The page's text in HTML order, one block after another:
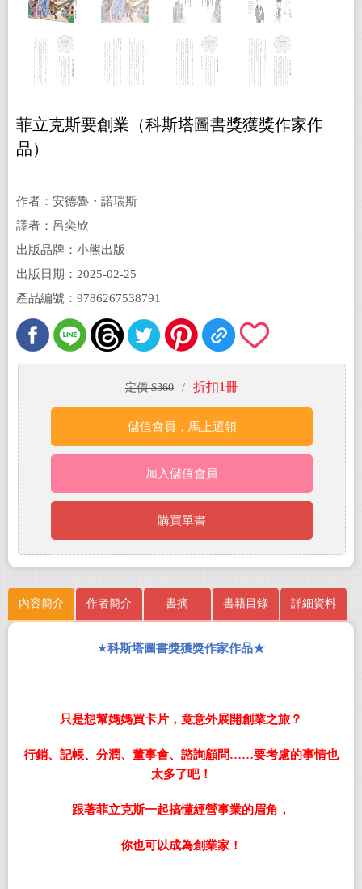
菲立克斯要創業（科斯塔圖書獎獲獎作家作
品）
作者：安德魯・諾瑞斯
譯者：呂奕欣
出版品牌：小熊出版
出版日期：2025-02-25
產品編號：9786267538791
定價 $360 / 折扣1冊
儲值會員，馬上選領
加入儲值會員
購買單書
內容簡介 作者簡介 書摘 書籍目錄 詳細資料
★科斯塔圖書獎獲獎作家作品★
只是想幫媽媽買卡片，竟意外展開創業之旅？
行銷、記帳、分潤、董事會、諮詢顧問……要考慮的事情也
太多了吧！
跟著菲立克斯一起搞懂經營事業的眉角，
你也可以成為創業家！